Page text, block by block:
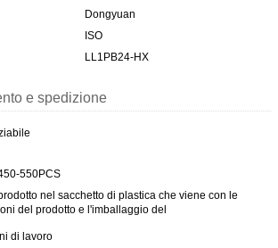
Dongyuan
ISO
LL1PB24-HX
e spedizione
550PCS
nel sacchetto di plastica che viene con le
del prodotto e l'imballaggio del
di lavoro